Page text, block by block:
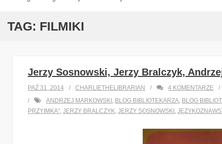
TAG: FILMIKI
Jerzy Sosnowski, Jerzy Bralczyk,
PAŹ 31, 2014 CHARLIETHELIBRARIAN 4 KOMENTARZE
ANDRZEJ MARKOWSKI , BLOG BIBLIOTEKARZA, BLOG
PRZYIMKA", JERZY BRALCZYK, JERZY SOSNOWSKI ,